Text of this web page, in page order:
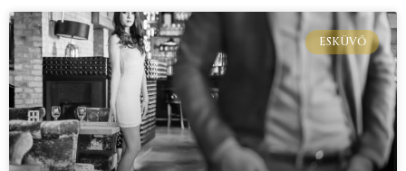
ESKÜVŐ